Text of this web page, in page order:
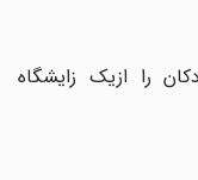
را ازیک زایشگاه